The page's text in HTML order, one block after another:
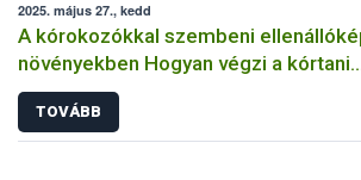
2025. május 27., kedd
A kórokozókkal szembeni
növényekben Hogyan végzi a kórtani
rezisztenciavizsgálatokat a Nébih?
TOVÁBB